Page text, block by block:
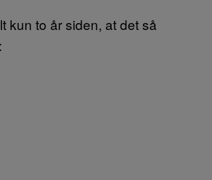
kun to år siden, at det så